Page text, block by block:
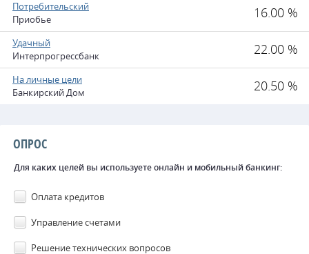
Потребительский
Приобье
16.00 %
Удачный
Интерпрогрессбанк
22.00 %
На личные цели
Банкирский Дом
20.50 %
ОПРОС
Для каких целей вы используете онлайн и мобильный банкинг:
Оплата кредитов
Управление счетами
Решение технических вопросов